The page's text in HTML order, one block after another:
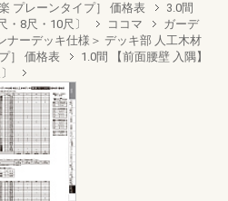
プレーンタイプ］ 価格表
3.0間
・8尺・10尺〕
ココマ
ガーデ
ナーデッキ仕様＞ デッキ部 人工木材
］ 価格表
1.0間 【前面腰壁 入隅】